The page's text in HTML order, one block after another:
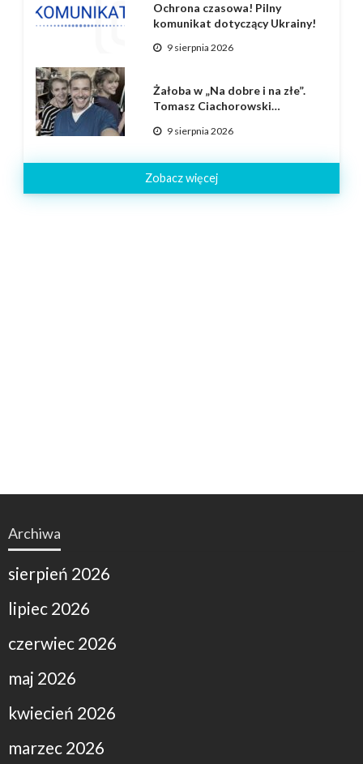
Ochrona czasowa! Pilny
komunikat dotyczący Ukrainy!
9 sierpnia 2026
Żałoba w „Na dobre i na złe”.
Tomasz Ciachorowski…
9 sierpnia 2026
Zobacz więcej
Archiwa
sierpień 2026
lipiec 2026
czerwiec 2026
maj 2026
kwiecień 2026
marzec 2026